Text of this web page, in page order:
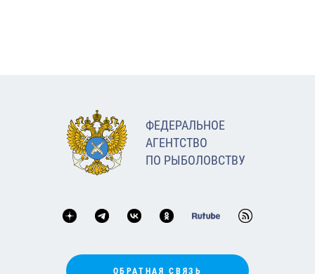
ФЕДЕРАЛЬНОЕ
АГЕНТСТВО
ПО РЫБОЛОВСТВУ
ОБРАТНАЯ СВЯЗЬ